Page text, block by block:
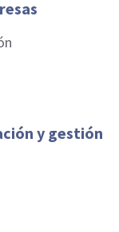
y gestión